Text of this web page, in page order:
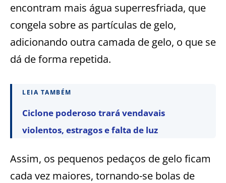
encontram mais água superresfriada, que
congela sobre as partículas de gelo,
adicionando outra camada de gelo, o que se
dá de forma repetida.
LEIA TAMBÉM
Ciclone poderoso trará vendavais
violentos, estragos e falta de luz
Assim, os pequenos pedaços de gelo ficam
cada vez maiores, tornando-se bolas de